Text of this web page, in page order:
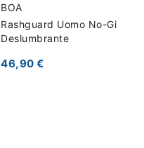
BOA
Rashguard Uomo No-Gi
Deslumbrante
46,90 €